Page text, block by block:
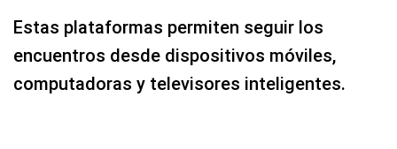
Estas plataformas permiten seguir los
encuentros desde dispositivos móviles,
computadoras y televisores inteligentes.